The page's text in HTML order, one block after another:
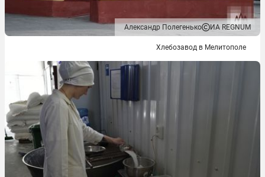
Александр Полегенько ИА REGNUM
Хлебозавод в Мелитополе